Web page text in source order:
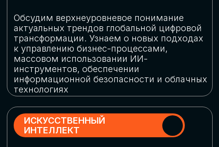
Выясним, как в наши дни уверенно
защищать свой бизнес от киберугроз
РОБОТИЗАЦИЯ
Узнаем, в каких отраслях ИИ
«материализуется», какие роботы
решают сложные бизнес-задачи, а где
только обсуждают концепции
роботизации и потенциальные бюджеты
на тестирование образцов